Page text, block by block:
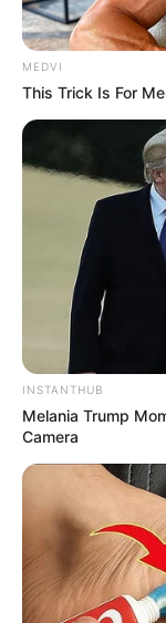
MEDVI
This Trick Is For
INSTANTHUB
Melania Trump
Camera